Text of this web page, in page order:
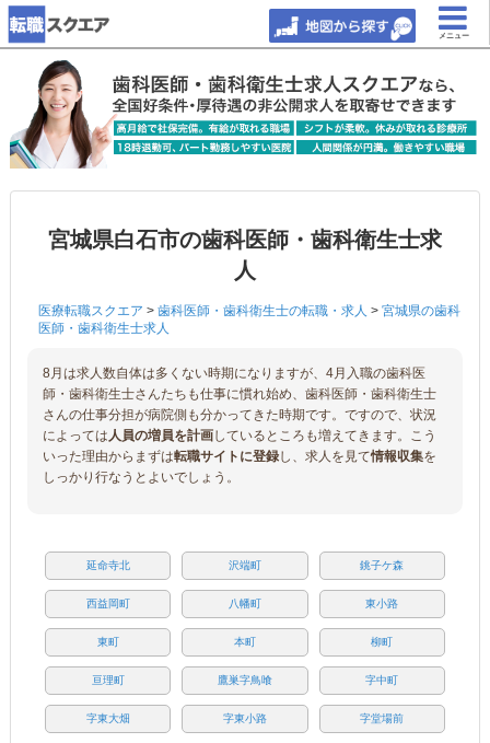
メニュー
宮城県白石市の歯科医師・歯科衛生士求
人
医療転職スクエア > 歯科医師・歯科衛生士の転職・求人 > 宮城県の歯科
医師・歯科衛生士求人
8月は求人数自体は多くない時期になりますが、4月入職の歯科医
師・歯科衛生士さんたちも仕事に慣れ始め、歯科医師・歯科衛生士
さんの仕事分担が病院側も分かってきた時期です。ですので、状況
によっては人員の増員を計画しているところも増えてきます。こう
いった理由からまずは転職サイトに登録し、求人を見て情報収集を
しっかり行なうとよいでしょう。
延命寺北 沢端町 銚子ケ森
西益岡町 八幡町 東小路
東町 本町 柳町
亘理町 鷹巣字鳥喰 字中町
字東大畑 字東小路 字堂場前